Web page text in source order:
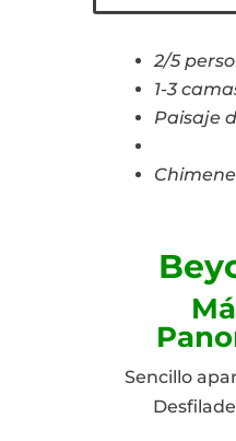
2/5
1-3
Paisaje
Sencillo